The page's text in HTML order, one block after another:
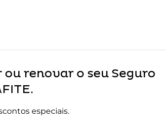
renovar o seu Seguro
especiais.